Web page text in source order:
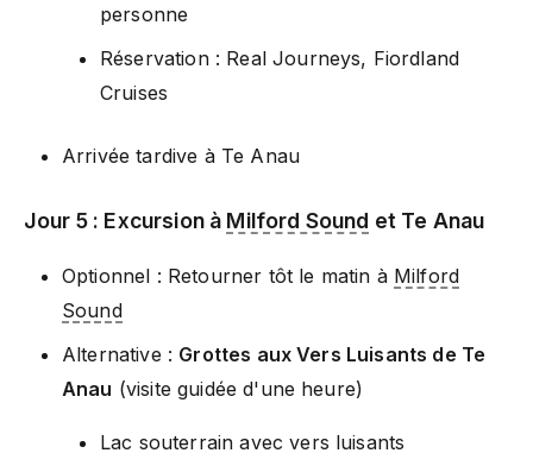
personne
Réservation : Real Journeys, Fiordland
Cruises
Arrivée tardive à Te Anau
Jour 5 : Excursion à Milford Sound et Te Anau
Optionnel : Retourner tôt le matin à Milford
Sound
Alternative : Grottes aux Vers Luisants de Te
Anau (visite guidée d'une heure)
Lac souterrain avec vers luisants